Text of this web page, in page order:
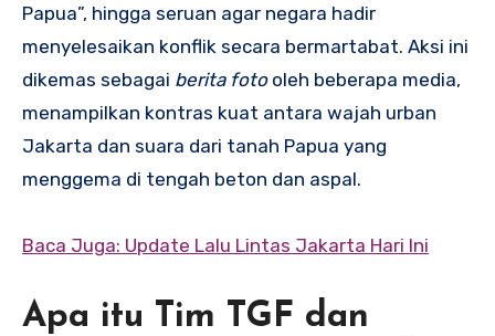
Papua”, hingga seruan agar negara hadir
menyelesaikan konflik secara bermartabat. Aksi ini
dikemas sebagai berita fotooleh beberapa media,
menampilkan kontras kuat antara wajah urban
Jakarta dan suara dari tanah Papua yang
menggema di tengah beton dan aspal.
Baca Juga: Update Lalu Lintas Jakarta Hari Ini
Apa itu Tim TGF dan